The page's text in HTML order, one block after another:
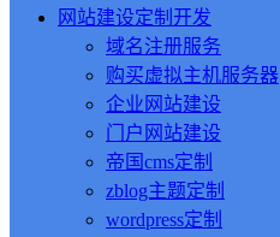
网站建设定制开发
域名注册服务
购买虚拟主机服务器
企业网站建设
门户网站建设
帝国cms定制
zblog主题定制
wordpress定制